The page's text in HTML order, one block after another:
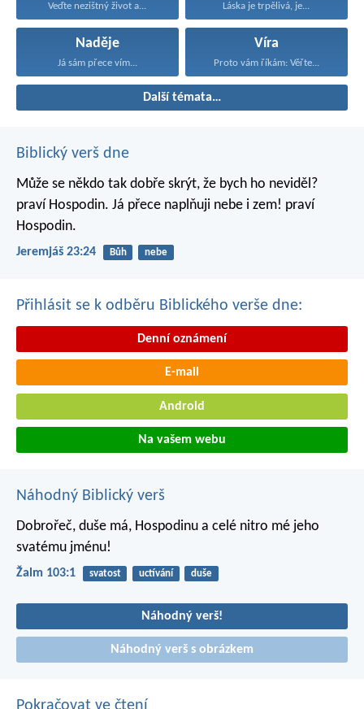
Veďte nezištný život a... Láska je trpělivá, je...
Naděje
Já sám přece vím...
Víra
Proto vám říkám: Věřte...
Další témata…
Biblický verš dne
Může se někdo tak dobře skrýt, že bych ho neviděl?
praví Hospodin. Já přece naplňuji nebe i zem! praví
Hospodin.
Jeremjáš 23:24 Bůh nebe
Přihlásit se k odběru Biblického verše dne:
Denní oznámení
E-mail
Android
Na vašem webu
Náhodný Biblický verš
Dobrořeč, duše má, Hospodinu a celé nitro mé jeho
svatému jménu!
Žalm 103:1 svatost uctívání duše
Náhodný verš!
Náhodný verš s obrázkem